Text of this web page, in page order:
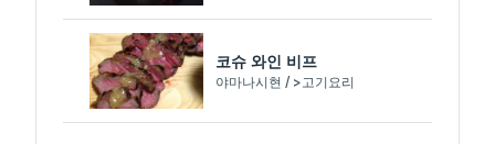
코슈 와인 비프
야마나시현 / >고기요리